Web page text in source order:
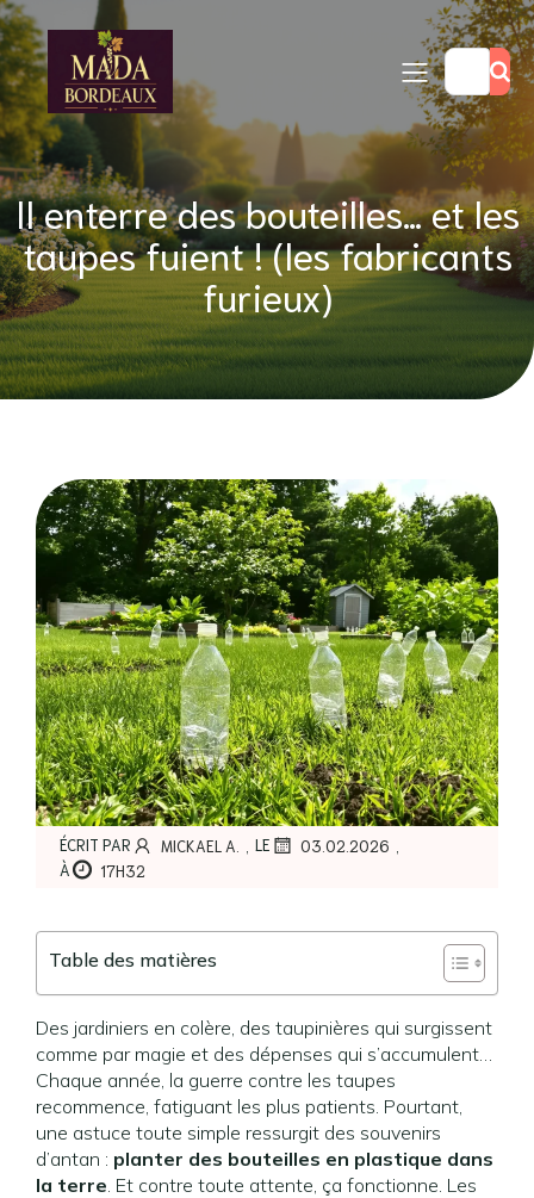
Il enterre des bouteilles… et les
taupes fuient ! (les fabricants
furieux)
ÉCRIT PAR MICKAEL A. , LE 03.02.2026 ,
À 17H32
Table des matières
Des jardiniers en colère, des taupinières qui surgissent
comme par magie et des dépenses qui s’accumulent…
Chaque année, la guerre contre les taupes
recommence, fatiguant les plus patients. Pourtant,
une astuce toute simple ressurgit des souvenirs
d’antan : planter des bouteilles en plastique dans
la terre. Et contre toute attente, ça fonctionne. Les